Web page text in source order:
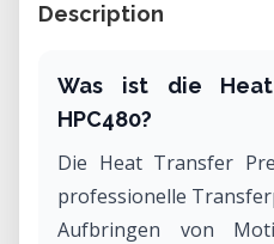
Description
Was ist die Heat
HPC480?
Die Heat Transfer
professionelle
Aufbringen von